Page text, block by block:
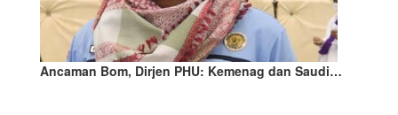
Ancaman Bom, Dirjen PHU: Kemenag dan Saudi…